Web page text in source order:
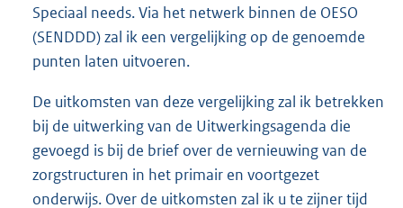
Speciaal needs. Via het netwerk binnen de OESO
(SENDDD) zal ik een vergelijking op de genoemde
punten laten uitvoeren.
De uitkomsten van deze vergelijking zal ik betrekken
bij de uitwerking van de Uitwerkingsagenda die
gevoegd is bij de brief over de vernieuwing van de
zorgstructuren in het primair en voortgezet
onderwijs. Over de uitkomsten zal ik u te zijner tijd